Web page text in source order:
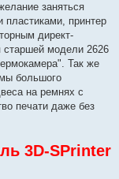
заняться
пластиками, принтер
директ-
старшей модели 2626
Так же
большого
на ремнях с
печати даже без
3D-SPrinter